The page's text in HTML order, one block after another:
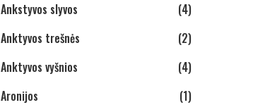
Ankstyvos slyvos
(4)
Anktyvos trešnės
(2)
Anktyvos vyšnios
(4)
Aronijos
(1)